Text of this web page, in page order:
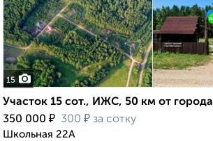
15
Участок 15 сот., ИЖС, 50 км от города
350 000 ₽ 300 ₽ за сотку
Школьная 22А